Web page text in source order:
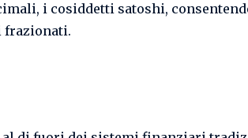
i cosiddetti satoshi,
frazionati.